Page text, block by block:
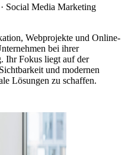
Social Media Marketing
Webprojekte und Online-
bei ihrer
Ihr Fokus liegt auf der
und modernen
Lösungen zu schaffen.